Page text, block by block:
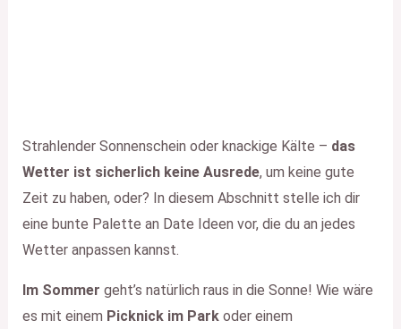
Strahlender Sonnenschein oder knackige Kälte – das
Wetter ist sicherlich keine Ausrede, um keine gute
Zeit zu haben, oder? In diesem Abschnitt stelle ich dir
eine bunte Palette an Date Ideen vor, die du an jedes
Wetter anpassen kannst.
Im Sommer geht’s natürlich raus in die Sonne! Wie wäre
es mit einem Picknick im Parkoder einem